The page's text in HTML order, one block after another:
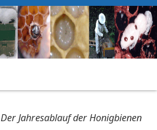
Der Jahresablauf der Honigbienen